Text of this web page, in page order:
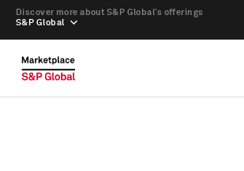
S&P Global
Discover more about S&P Global’s offerings